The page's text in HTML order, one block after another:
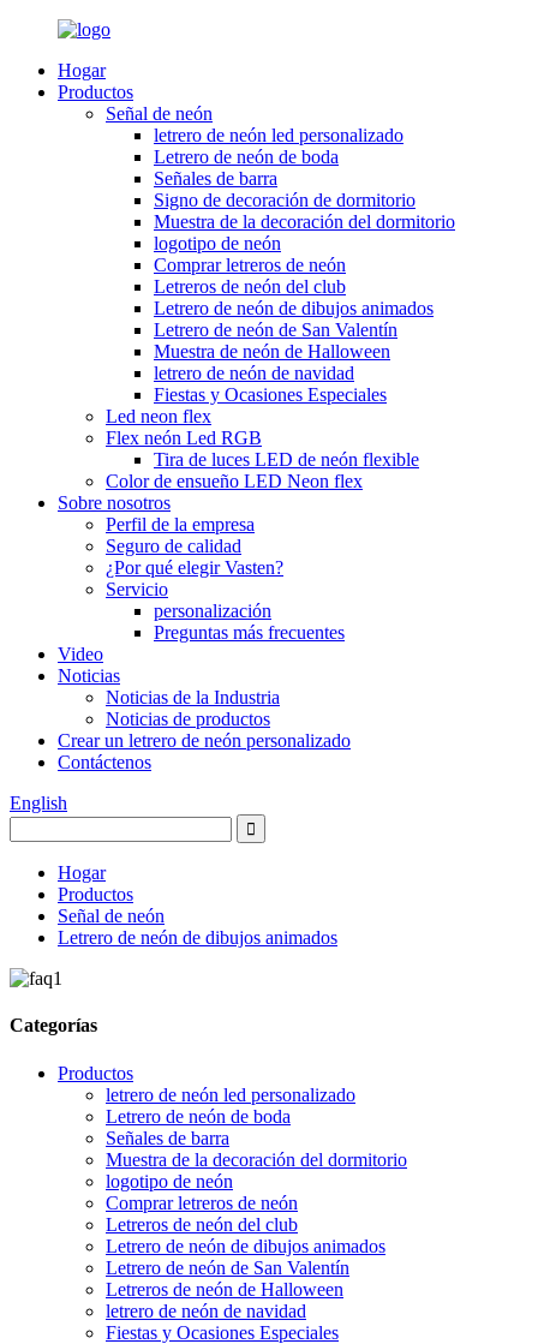
Hogar
Productos
Señal de neón
letrero de neón led personalizado
Letrero de neón de boda
Señales de barra
Signo de decoración de dormitorio
Muestra de la decoración del dormitorio
logotipo de neón
Comprar letreros de neón
Letreros de neón del club
Letrero de neón de dibujos animados
Letrero de neón de San Valentín
Muestra de neón de Halloween
letrero de neón de navidad
Fiestas y Ocasiones Especiales
Led neon flex
Flex neón Led RGB
Tira de luces LED de neón flexible
Color de ensueño LED Neon flex
Sobre nosotros
Perfil de la empresa
Seguro de calidad
¿Por qué elegir Vasten?
Servicio
personalización
Preguntas más frecuentes
Video
Noticias
Noticias de la Industria
Noticias de productos
Crear un letrero de neón personalizado
Contáctenos
English
Hogar
Productos
Señal de neón
Letrero de neón de dibujos animados
Categorías
Productos
letrero de neón led personalizado
Letrero de neón de boda
Señales de barra
Muestra de la decoración del dormitorio
logotipo de neón
Comprar letreros de neón
Letreros de neón del club
Letrero de neón de dibujos animados
Letrero de neón de San Valentín
Letreros de neón de Halloween
letrero de neón de navidad
Fiestas y Ocasiones Especiales